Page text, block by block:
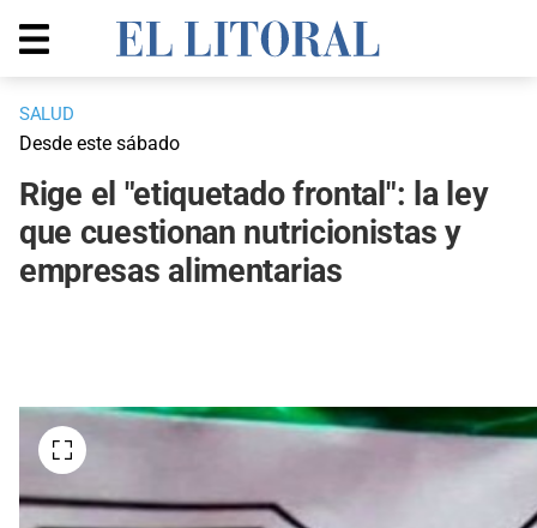
SALUD
Desde este sábado
Rige el "etiquetado frontal": la ley
que cuestionan nutricionistas y
empresas alimentarias